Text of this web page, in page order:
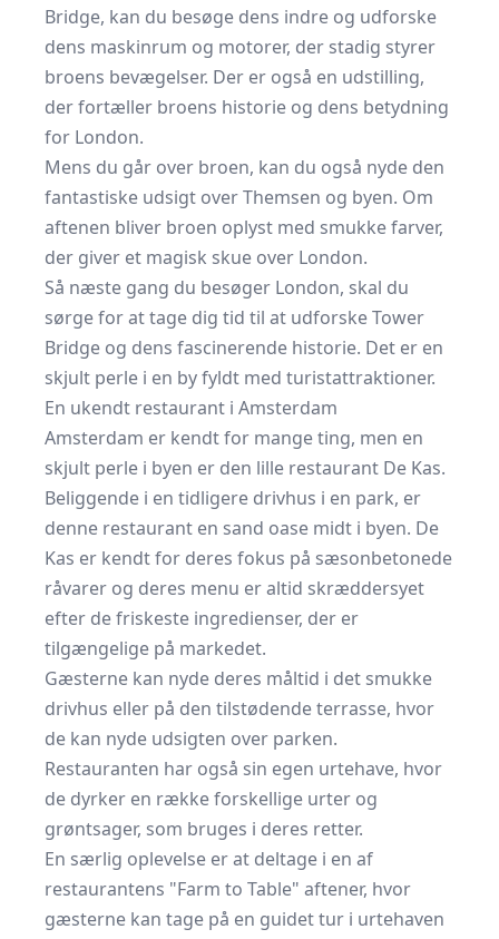
Bridge, kan du besøge dens indre og udforske
dens maskinrum og motorer, der stadig styrer
broens bevægelser. Der er også en udstilling,
der fortæller broens historie og dens betydning
for London.
Mens du går over broen, kan du også nyde den
fantastiske udsigt over Themsen og byen. Om
aftenen bliver broen oplyst med smukke farver,
der giver et magisk skue over London.
Så næste gang du besøger London, skal du
sørge for at tage dig tid til at udforske Tower
Bridge og dens fascinerende historie. Det er en
skjult perle i en by fyldt med turistattraktioner.
En ukendt restaurant i Amsterdam
Amsterdam er kendt for mange ting, men en
skjult perle i byen er den lille restaurant De Kas.
Beliggende i en tidligere drivhus i en park, er
denne restaurant en sand oase midt i byen. De
Kas er kendt for deres fokus på sæsonbetonede
råvarer og deres menu er altid skræddersyet
efter de friskeste ingredienser, der er
tilgængelige på markedet.
Gæsterne kan nyde deres måltid i det smukke
drivhus eller på den tilstødende terrasse, hvor
de kan nyde udsigten over parken.
Restauranten har også sin egen urtehave, hvor
de dyrker en række forskellige urter og
grøntsager, som bruges i deres retter.
En særlig oplevelse er at deltage i en af
restaurantens "Farm to Table" aftener, hvor
gæsterne kan tage på en guidet tur i urtehaven